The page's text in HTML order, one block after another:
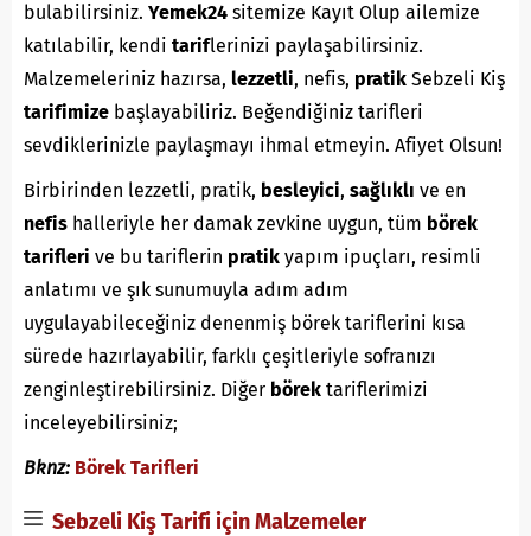
bulabilirsiniz. Yemek24 sitemize Kayıt Olup ailemize
katılabilir, kendi tariflerinizi paylaşabilirsiniz.
Malzemeleriniz hazırsa, lezzetli, nefis, pratik Sebzeli Kiş
tarifimize başlayabiliriz. Beğendiğiniz tarifleri
sevdiklerinizle paylaşmayı ihmal etmeyin. Afiyet Olsun!
Birbirinden lezzetli, pratik, besleyici, sağlıklı ve en
nefis halleriyle her damak zevkine uygun, tüm börek
tarifleri ve bu tariflerin pratik yapım ipuçları, resimli
anlatımı ve şık sunumuyla adım adım
uygulayabileceğiniz denenmiş börek tariflerini kısa
sürede hazırlayabilir, farklı çeşitleriyle sofranızı
zenginleştirebilirsiniz. Diğer börek tariflerimizi
inceleyebilirsiniz;
Bknz: Börek Tarifleri
Sebzeli Kiş Tarifi için Malzemeler